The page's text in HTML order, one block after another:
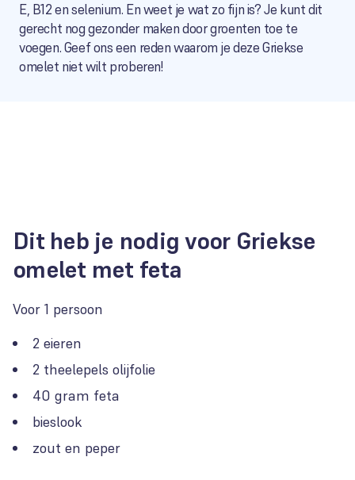
E, B12 en selenium. En weet je wat zo fijn is? Je kunt dit
gerecht nog gezonder maken door groenten toe te
voegen. Geef ons een reden waarom je deze Griekse
omelet niet wilt proberen!
Dit heb je nodig voor Griekse
omelet met feta
Voor 1 persoon
2 eieren
2 theelepels olijfolie
40 gram feta
bieslook
zout en peper